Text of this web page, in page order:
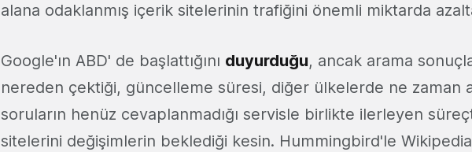
alana odaklanmış içerik sitelerinin trafiğini önemli miktarda
Google'ın ABD' de başlattığını duyurduğu, ancak arama
nereden çektiği, güncelleme süresi, diğer ülkelerde ne zaman
soruların henüz cevaplanmadığı servisle birlikte ilerleyen
sitelerini değişimlerin beklediği kesin. Hummingbird'le